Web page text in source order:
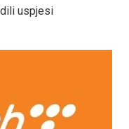
uspjesi